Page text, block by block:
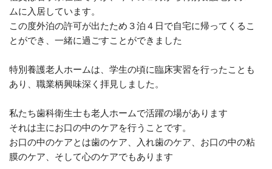
ムに入居しています。
この度外泊の許可が出たため３泊４日で自宅に帰ってくるこ
とができ、一緒に過ごすことができました
特別養護老人ホームは、学生の頃に臨床実習を行ったことも
あり、職業柄興味深く拝見しました。
私たち歯科衛生士も老人ホームで活躍の場があります
それは主にお口の中のケアを行うことです。
お口の中のケアとは歯のケア、入れ歯のケア、お口の中の粘
膜のケア、そして心のケアでもあります